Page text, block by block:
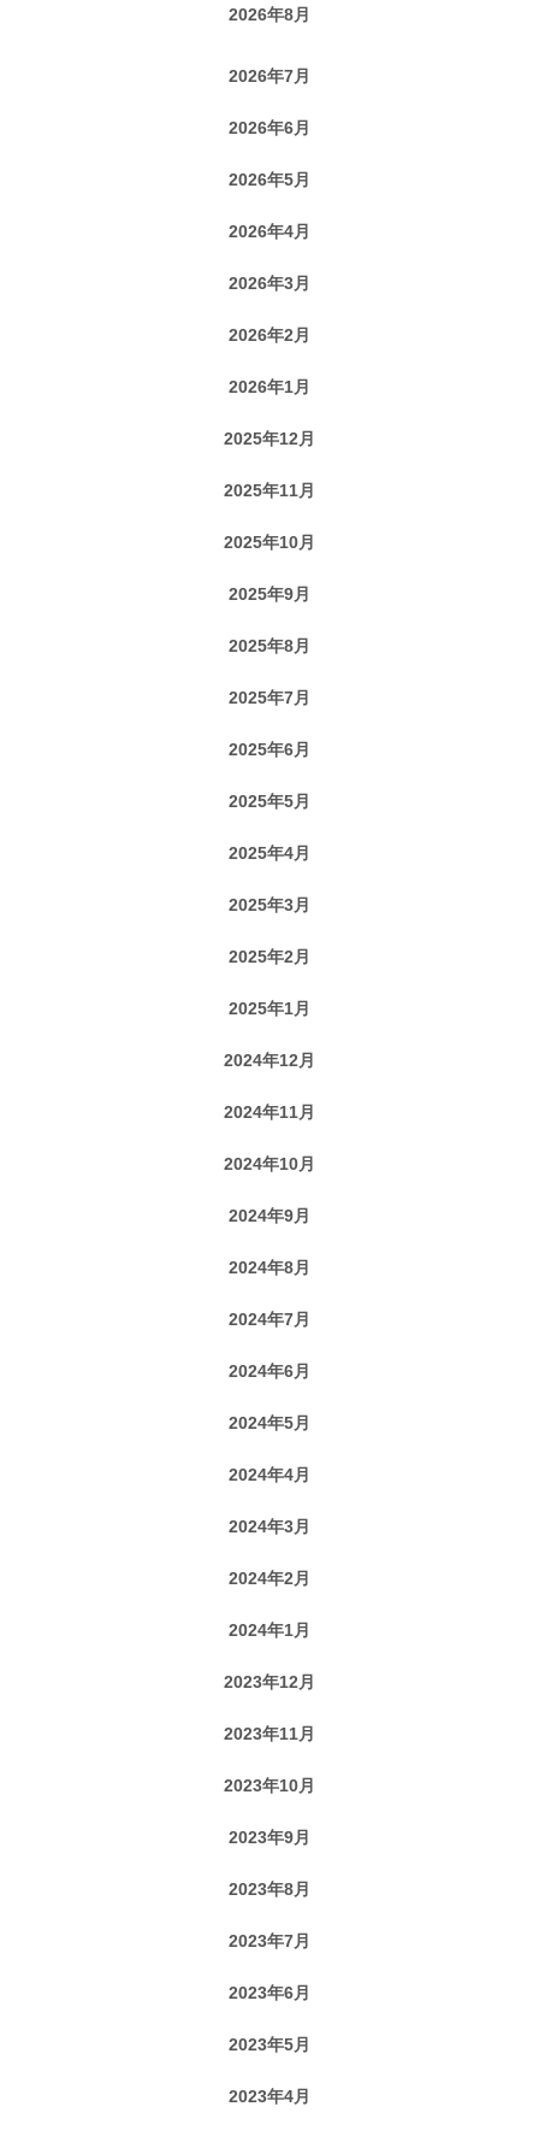
2026年8月
2026年7月
2026年6月
2026年5月
2026年4月
2026年3月
2026年2月
2026年1月
2025年12月
2025年11月
2025年10月
2025年9月
2025年8月
2025年7月
2025年6月
2025年5月
2025年4月
2025年3月
2025年2月
2025年1月
2024年12月
2024年11月
2024年10月
2024年9月
2024年8月
2024年7月
2024年6月
2024年5月
2024年4月
2024年3月
2024年2月
2024年1月
2023年12月
2023年11月
2023年10月
2023年9月
2023年8月
2023年7月
2023年6月
2023年5月
2023年4月